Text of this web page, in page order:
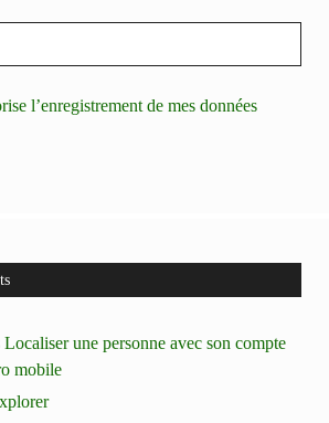
l’enregistrement de mes données
Localiser une personne avec son compte
mobile